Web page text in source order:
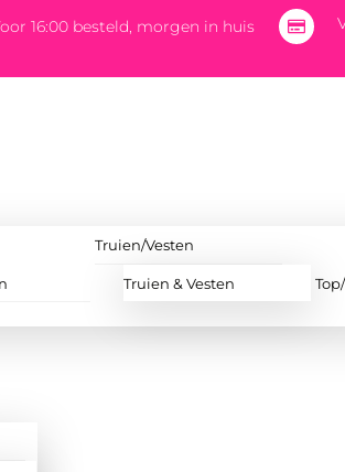
16:00 besteld, morgen in huis
Truien/Vesten
Truien & Vesten